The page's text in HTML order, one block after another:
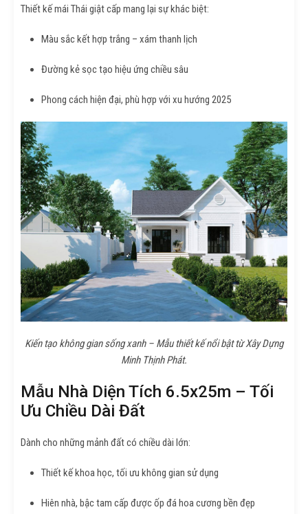
Thiết kế mái Thái giật cấp mang lại sự khác biệt:
Màu sắc kết hợp trắng – xám thanh lịch
Đường kẻ sọc tạo hiệu ứng chiều sâu
Phong cách hiện đại, phù hợp với xu hướng 2025
Kiến tạo không gian sống xanh – Mẫu thiết kế nổi bật từ Xây Dựng
Minh Thịnh Phát.
Mẫu Nhà Diện Tích 6.5x25m – Tối
Ưu Chiều Dài Đất
Dành cho những mảnh đất có chiều dài lớn:
Thiết kế khoa học, tối ưu không gian sử dụng
Hiên nhà, bậc tam cấp được ốp đá hoa cương bền đẹp